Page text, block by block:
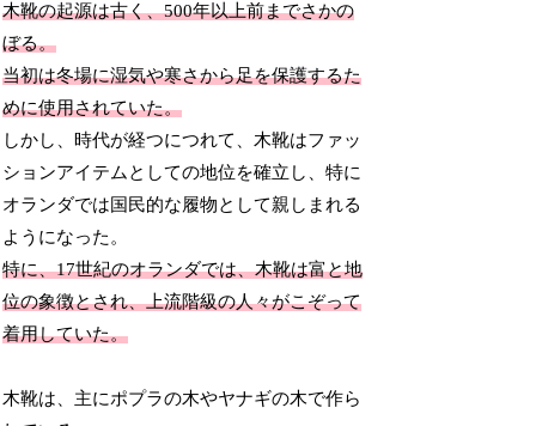
木靴の起源は古く、500年以上前までさかの
ぼる。
当初は冬場に湿気や寒さから足を保護するた
めに使用されていた。
しかし、時代が経つにつれて、木靴はファッ
ションアイテムとしての地位を確立し、特に
オランダでは国民的な履物として親しまれる
ようになった。
特に、17世紀のオランダでは、木靴は富と地
位の象徴とされ、上流階級の人々がこぞって
着用していた。
木靴は、主にポプラの木やヤナギの木で作ら